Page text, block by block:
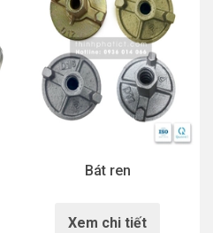
Bát ren
Xem chi tiết